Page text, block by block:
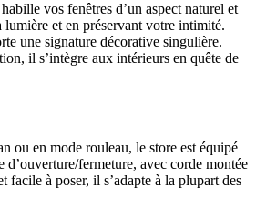
vos fenêtres d’un aspect naturel et
et en préservant votre intimité.
une signature décorative singulière.
il s’intègre aux intérieurs en quête de
ou en mode rouleau, le store est équipé
d’ouverture/fermeture, avec corde montée
facile à poser, il s’adapte à la plupart des